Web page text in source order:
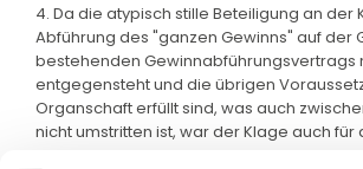
4. Da die atypisch stille Beteiligung an der
Abführung des "ganzen Gewinns" auf der
bestehenden Gewinnabführungsvertrags
entgegensteht und die übrigen
Organschaft erfüllt sind, was auch
nicht umstritten ist, war der Klage auch für